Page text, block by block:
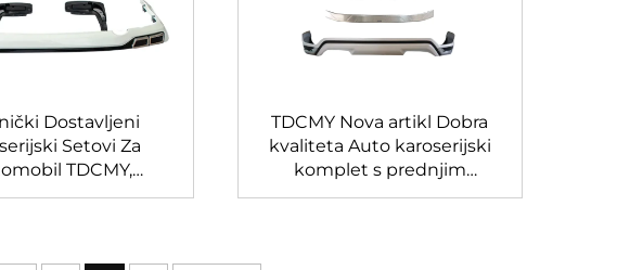
Dostavljeni
Setovi Za
TDCMY,
Užnice,
LC200
TDCMY Nova artikl Dobra
kvaliteta Auto karoserijski
komplet s prednjim
branikom za 2022 Land